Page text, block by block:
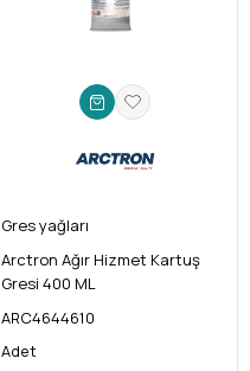
Gres yağları
Arctron Ağır Hizmet Kartuş
Gresi 400 ML
ARC4644610
Adet